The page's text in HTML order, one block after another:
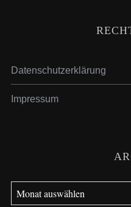
Datenschutzerklärung
Impressum